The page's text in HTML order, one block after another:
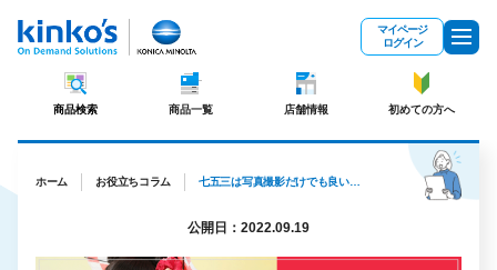
マイページ
ログイン
商品検索 商品一覧 店舗情報 初めての方へ
ホーム お役立ちコラム 七五三は写真撮影だけでも良い？写真データのみを購入するのは可能？データの活用法・保存方法もご紹介します！
公開日：2022.09.19